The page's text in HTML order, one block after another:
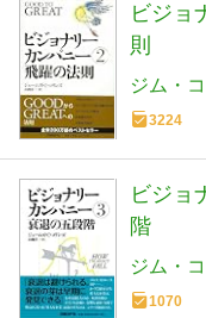
ビジョ
則
ジム・
3224
ビジョ
階
ジム・
1070